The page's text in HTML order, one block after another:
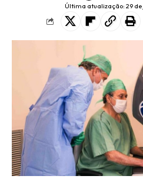
Última atualização: 29 de